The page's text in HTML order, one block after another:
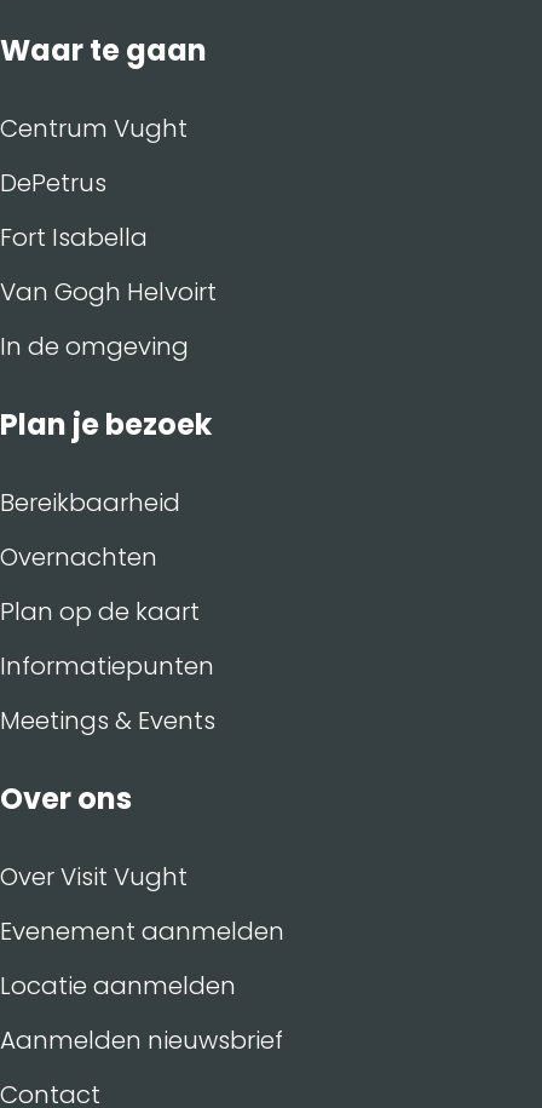
Waar te gaan
Centrum Vught
DePetrus
Fort Isabella
Van Gogh Helvoirt
In de omgeving
Plan je bezoek
Bereikbaarheid
Overnachten
Plan op de kaart
Informatiepunten
Meetings & Events
Over ons
Over Visit Vught
Evenement aanmelden
Locatie aanmelden
Aanmelden nieuwsbrief
Contact